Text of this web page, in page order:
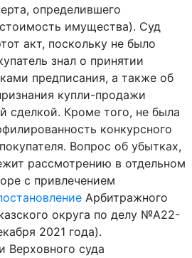
определившего
имущества). Суд
акт, поскольку не было
знал о принятии
предписания, а также об
купли-продажи
сделкой. Кроме того, не была
конкурсного
Вопрос об убытках,
рассмотрению в отдельном
с привлечением
Арбитражного
округа по делу №А22-
2021 года).
Верховного суда